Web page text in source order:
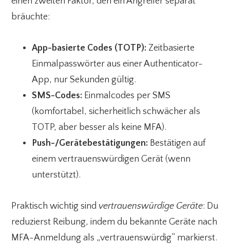
bräuchte:
App-basierte Codes (TOTP): Zeitbasierte
Einmalpasswörter aus einer Authenticator-
App, nur Sekunden gültig.
SMS-Codes: Einmalcodes per SMS
(komfortabel, sicherheitlich schwächer als
TOTP, aber besser als keine MFA).
Push-/Gerätebestätigungen: Bestätigen auf
einem vertrauenswürdigen Gerät (wenn
unterstützt).
Praktisch wichtig sind vertrauenswürdige Geräte: Du
reduzierst Reibung, indem du bekannte Geräte nach
MFA-Anmeldung als „vertrauenswürdig“ markierst.